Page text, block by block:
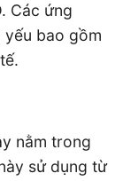
Các ứng
bao gồm
nằm trong
sử dụng từ